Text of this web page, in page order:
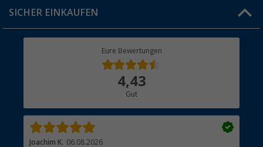
Rücksendung
SICHER EINKAUFEN
Eure Bewertungen
4,43
Gut
Joachim K. 06.08.2026